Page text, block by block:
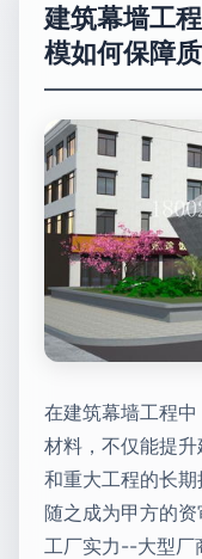
建筑幕墙工
模如何保障
在建筑幕墙工程
材料，不仅能提
和重大工程的长
随之成为甲方的
工厂实力--大型厂